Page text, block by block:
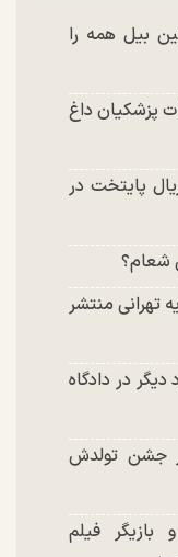
بیل همه را
پزشکیان داغ
پایتخت در
شعام؟
تهرانی منتشر
در دادگاه
جشن تولدش
بازیگر فیلم